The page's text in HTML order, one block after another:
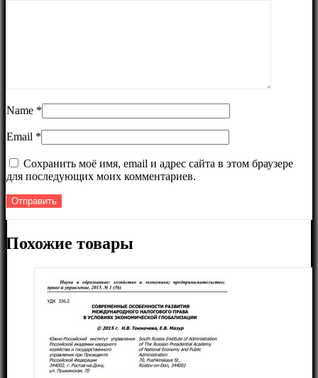
Name *
Email *
Сохранить моё имя, email и адрес сайта в этом браузере
для последующих моих комментариев.
Похожие товары